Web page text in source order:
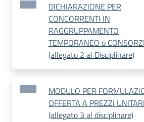
DICHIARAZIONE PER
CONCORRENTI IN
RAGGRUPPAMENTO
TEMPORANEO o CONSORZI
(allegato 2 al Disciplinare)
MODULO PER
OFFERTA A PREZZI UNITARI
(allegato 3 al disciplinare)